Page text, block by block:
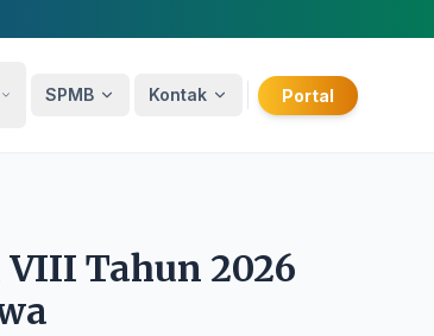
SPMB Kontak Portal
Tahun 2026